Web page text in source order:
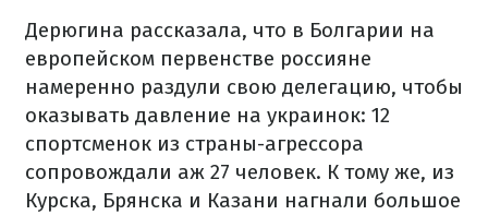
Дерюгина рассказала, что в Болгарии на
европейском первенстве россияне
намеренно раздули свою делегацию, чтобы
оказывать давление на украинок: 12
спортсменок из страны-агрессора
сопровождали аж 27 человек. К тому же, из
Курска, Брянска и Казани нагнали большое